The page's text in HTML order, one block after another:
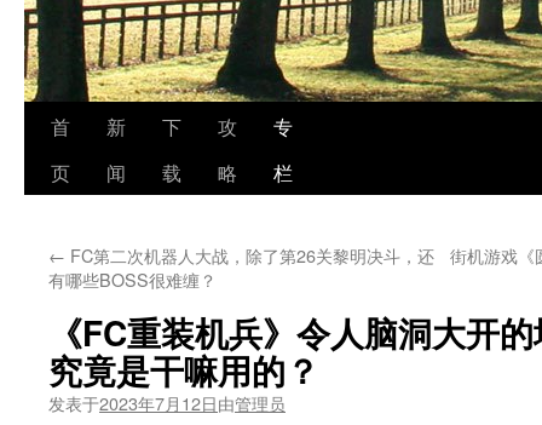
首
页
新
闻
下
载
攻
略
专
栏
← FC第二次机器人大战，除了第26关黎明决斗，还
有哪些BOSS很难缠？
街机游戏《
《FC重装机兵》令人脑洞大开
究竟是干嘛用的？
发表于2023年7月12日由管理员